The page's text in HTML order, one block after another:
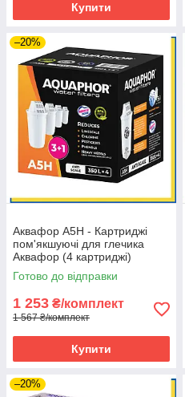
Купити
–20%
Аквафор А5Н - Картриджі
пом'якшуючі для глечика
Аквафор (4 картриджі)
Готово до відправки
1 253 ₴/комплект
1 567 ₴/комплект
Купити
–20%